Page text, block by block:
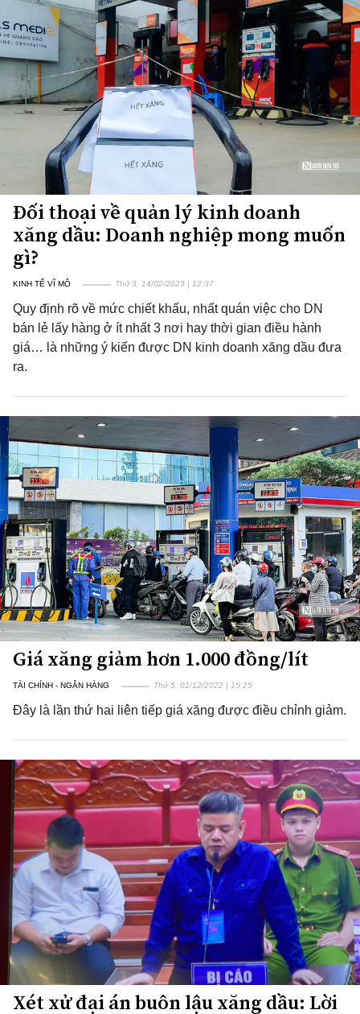
Đối thoại về quản lý kinh doanh
xăng dầu: Doanh nghiệp mong muốn
gì?
KINH TẾ VĨ MÔ Thứ 3, 14/02/2023 | 12:37
Quy định rõ về mức chiết khấu, nhất quán việc cho DN
bán lẻ lấy hàng ở ít nhất 3 nơi hay thời gian điều hành
giá… là những ý kiến được DN kinh doanh xăng dầu đưa
ra.
Giá xăng giảm hơn 1.000 đồng/lít
TÀI CHÍNH - NGÂN HÀNG Thứ 5, 01/12/2022 | 15:25
Đây là lần thứ hai liên tiếp giá xăng được điều chỉnh giảm.
Xét xử đại án buôn lậu xăng dầu: Lời